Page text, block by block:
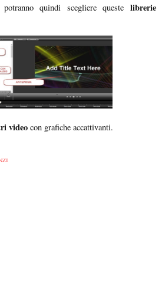
quindi scegliere queste librerie
video con grafiche accattivanti.